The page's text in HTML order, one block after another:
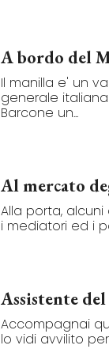
A bordo del
Il manilla e' un
generale
Barcone un...
Al mercato
Alla porta,
i mediatori ed i
Assistente
Accompagnai
lo vidi avvilito